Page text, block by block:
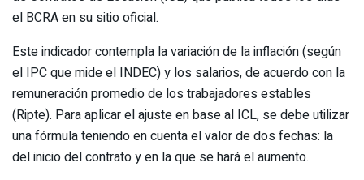
el BCRA en su sitio oficial.
Este indicador contempla la variación de la inflación (según
el IPC que mide el INDEC) y los salarios, de acuerdo con la
remuneración promedio de los trabajadores estables
(Ripte). Para aplicar el ajuste en base al ICL, se debe utilizar
una fórmula teniendo en cuenta el valor de dos fechas: la
del inicio del contrato y en la que se hará el aumento.